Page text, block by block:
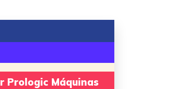
Prologic Máquinas